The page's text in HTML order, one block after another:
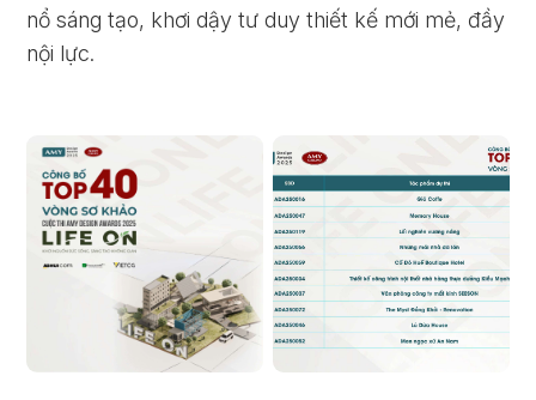
nổ sáng tạo, khơi dậy tư duy thiết kế mới mẻ, đầy
nội lực.